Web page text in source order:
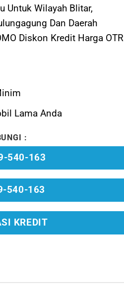
Untuk Wilayah Blitar,
Dan Daerah
Diskon Kredit Harga OTR
Lama Anda
:
540-163
540-163
KREDIT